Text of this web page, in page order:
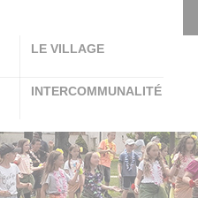
LE VILLAGE
INTERCOMMUNALITÉ